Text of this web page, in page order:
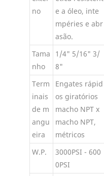
no
e a óleo, inte
mpéries e abr
asão.
Tama
nho
1/4" 5/16" 3/
8"
Term
inais
de m
angu
eira
Engates rápid
os giratórios
macho NPT x
macho NPT,
métricos
W.P.
3000PSI - 600
0PSI